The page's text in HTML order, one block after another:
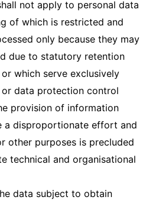
not apply to personal data
of which is restricted and
only because they may
due to statutory retention
which serve exclusively
data protection control
provision of information
a disproportionate effort and
other purposes is precluded
technical and organisational
data subject to obtain